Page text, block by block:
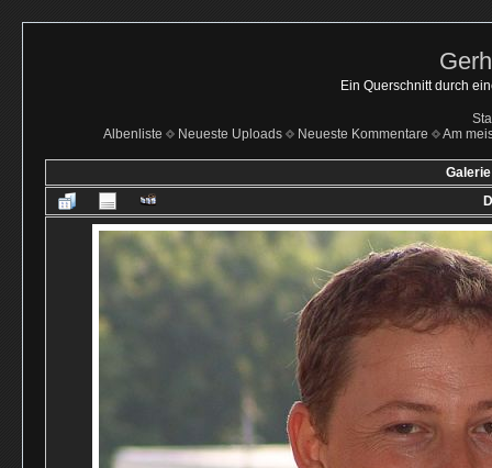
Ein Querschnitt durch
Albenliste
Neueste Uploads Neueste Kommentare Am
Galerie